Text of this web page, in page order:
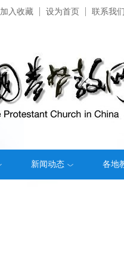
加入收藏 设为首页 联系我
新闻动态 各地